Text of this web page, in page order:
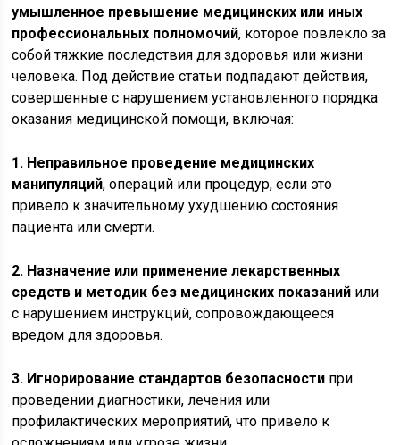
умышленное превышение медицинских или иных
профессиональных полномочий, которое повлекло за
собой тяжкие последствия для здоровья или жизни
человека. Под действие статьи подпадают действия,
совершенные с нарушением установленного порядка
оказания медицинской помощи, включая:
1. Неправильное проведение медицинских
манипуляций, операций или процедур, если это
привело к значительному ухудшению состояния
пациента или смерти.
2. Назначение или применение лекарственных
средств и методик без медицинских показаний или
с нарушением инструкций, сопровождающееся
вредом для здоровья.
3. Игнорирование стандартов безопасности при
проведении диагностики, лечения или
профилактических мероприятий, что привело к